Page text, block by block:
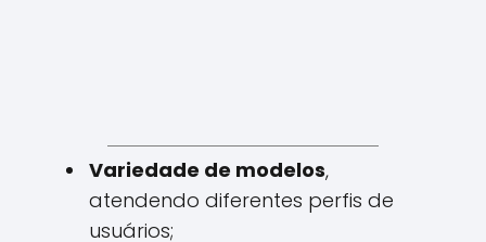
Variedade de modelos,
atendendo diferentes perfis de
usuários;